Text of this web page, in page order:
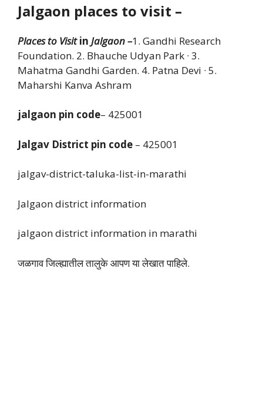
Jalgaon places to visit –
Places to Visitin Jalgaon –1. Gandhi Research
Foundation. 2. Bhauche Udyan Park · 3.
Mahatma Gandhi Garden. 4. Patna Devi · 5.
Maharshi Kanva Ashram
jalgaon pin code– 425001
Jalgav District pin code – 425001
jalgav-district-taluka-list-in-marathi
Jalgaon district information
jalgaon district information in marathi
जळगाव जिल्ह्यातील तालुके आपण या लेखात पाहिले.